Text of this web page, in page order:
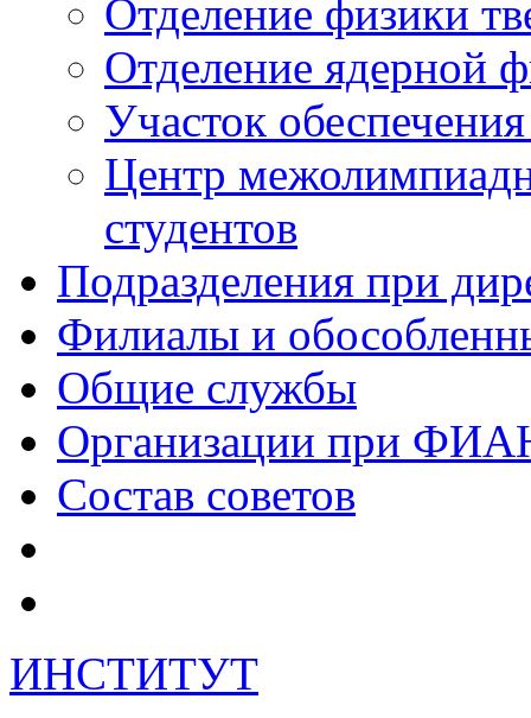
Отделение физики
Отделение ядерной
Участок
Центр
студентов
Подразделения при
Филиалы и
Общие службы
Организации при
Состав советов
ИНСТИТУТ